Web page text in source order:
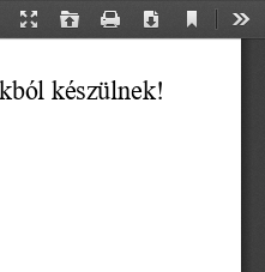
Presentation
Open Print Download
Current
készülnek!